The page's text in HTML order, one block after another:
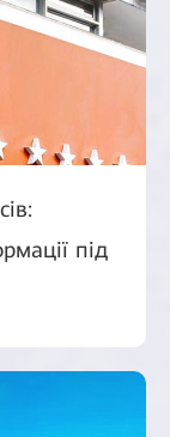
під